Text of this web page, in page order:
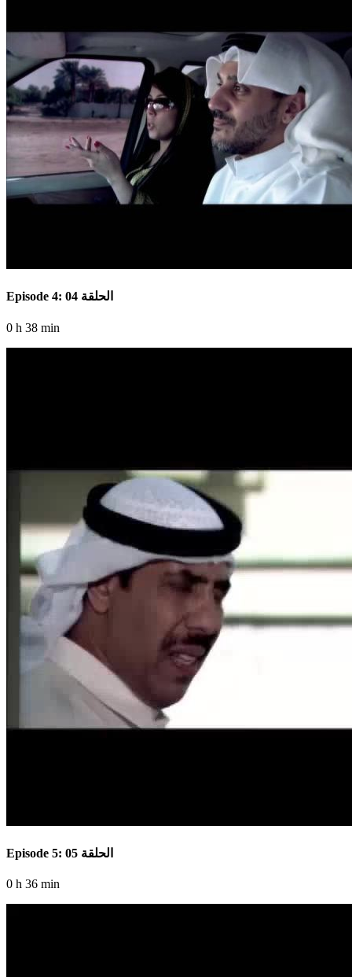
Episode 4: الحلقة 04
0 h 38 min
Episode 5: الحلقة 05
0 h 36 min